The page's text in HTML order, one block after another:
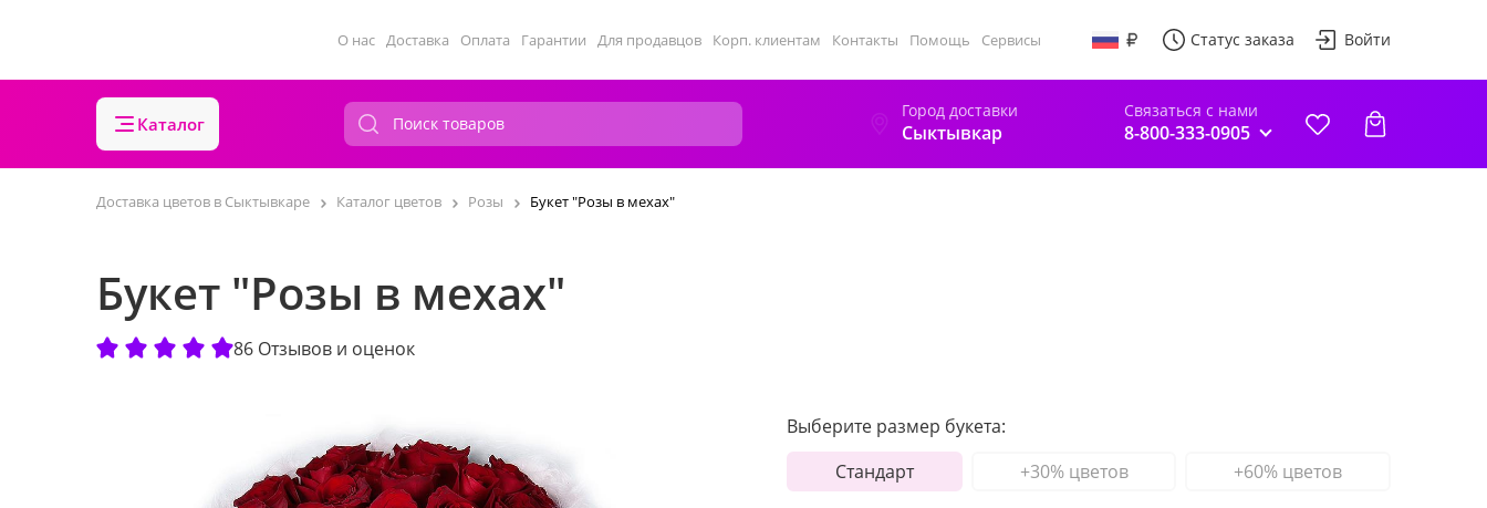
О нас Доставка Оплата Гарантии Для продавцов Корп. клиентам Контакты Помощь Сервисы Статус заказа Войти
Каталог
Город доставки
Сыктывкар
Связаться с нами
8-800-333-0905
Доставка цветов в Сыктывкаре Каталог цветов Розы Букет "Розы в мехах"
Букет "Розы в мехах"
86 Отзывов и оценок
Выберите размер букета:
Стандарт
+30% цветов +60% цветов